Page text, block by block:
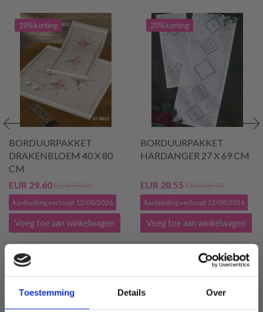
Toestemming Details Over
19% korting
BORDUURPAKKET
DRAKENBLOEM 40 X 80
CM
EUR 29.60EUR 36.99
Aanbieding verloopt 12/08/2026
Voeg toe aan winkelwagen
20% korting
BORDUURPAKKET
HARDANGER 27 X 69 CM
EUR 28.55 EUR 35.70
Aanbieding verloopt 12/08/2026
Voeg toe aan winkelwagen
VERGELIJKBAAR MET DIT
19% korting